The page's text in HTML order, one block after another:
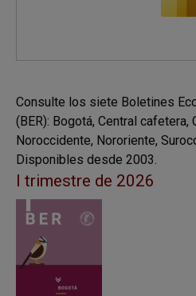
Consulte los siete Boletines
(BER): Bogotá, Central cafetera,
Noroccidente, Nororiente,
Disponibles desde 2003.
I trimestre de 2026